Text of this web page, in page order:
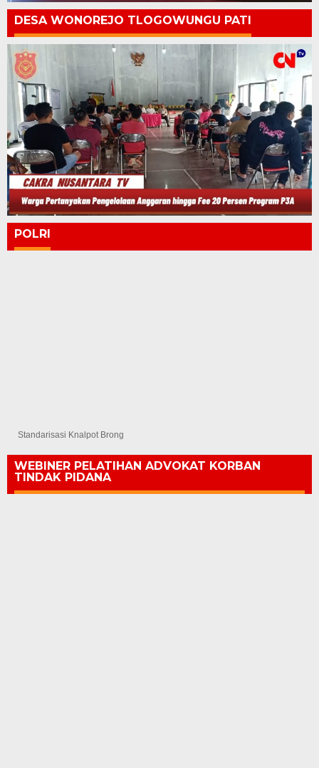
DESA WONOREJO TLOGOWUNGU PATI
POLRI
Standarisasi Knalpot Brong
WEBINER PELATIHAN ADVOKAT KORBAN
TINDAK PIDANA